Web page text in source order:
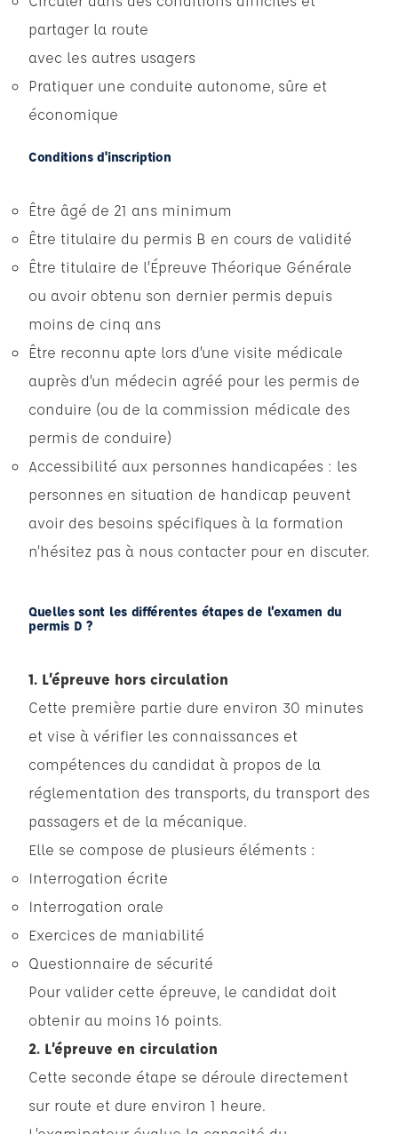
partager la route
avec les autres usagers
Pratiquer une conduite autonome, sûre et
économique
Conditions d'inscription
Être âgé de 21 ans minimum
Être titulaire du permis B en cours de validité
Être titulaire de l’Épreuve Théorique Générale
ou avoir obtenu son dernier permis depuis
moins de cinq ans
Être reconnu apte lors d’une visite médicale
auprès d’un médecin agréé pour les permis de
conduire (ou de la commission médicale des
permis de conduire)
Accessibilité aux personnes handicapées : les
personnes en situation de handicap peuvent
avoir des besoins spécifiques à la formation
n’hésitez pas à nous contacter pour en discuter.
Quelles sont les différentes étapes de l’examen du
permis D ?
1. L’épreuve hors circulation
Cette première partie dure environ 30 minutes
et vise à vérifier les connaissances et
compétences du candidat à propos de la
réglementation des transports, du transport des
passagers et de la mécanique.
Elle se compose de plusieurs éléments :
Interrogation écrite
Interrogation orale
Exercices de maniabilité
Questionnaire de sécurité
Pour valider cette épreuve, le candidat doit
obtenir au moins 16 points.
2. L’épreuve en circulation
Cette seconde étape se déroule directement
sur route et dure environ 1 heure.